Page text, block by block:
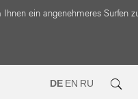
ein angenehmeres Surfen
DE EN RU